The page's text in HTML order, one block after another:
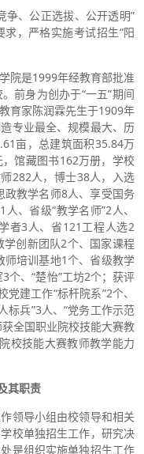
争、公正选拔、公开透明”
，严格实施考试招生“阳
院是1999年经教育部批准
前身为创办于“一五”期间
育家陈润霖先生于1909年
专业最全、规模最大、历
亩，总建筑面积35.84万
馆藏图书162万册，学校
282人，博士38人，入选
政教学名师8人、享受国务
、省级“教学名师”2人、
者3人、省121工程人选2
创新团队2个、国家课程
师培训基地1个、省级教学
个、“楚怡”工坊2个；获评
建工作“标杆院系”2个、
标兵”3人、“党务工作示范
全国职业院校技能大赛教
校技能大赛教师教学能力
其职责
领导小组由校领导和相关
校单独招生工作，研究决
是组织实施单独招生工作